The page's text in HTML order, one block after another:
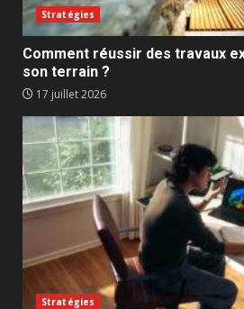
Stratégies
Comment réussir des travaux
son terrain ?
17 juillet 2026
Stratégies